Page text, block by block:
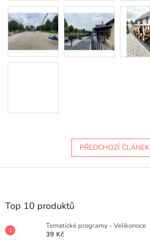
PŘEDCHOZÍ ČLÁNEK
Z
Top 10 produktů
Tematické programy - Velikonoce
39 Kč